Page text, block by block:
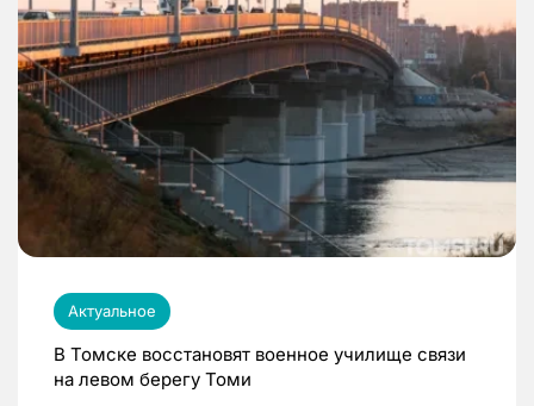
Актуальное
В Томске восстановят военное училище связи
на левом берегу Томи